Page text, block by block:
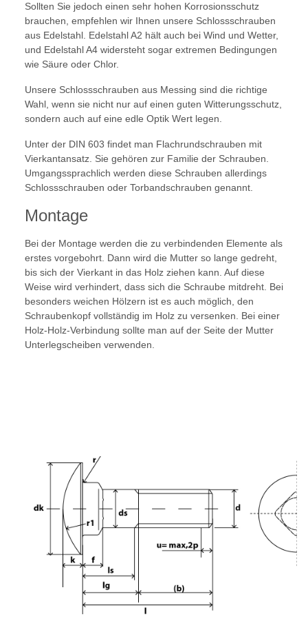
Sollten Sie jedoch einen sehr hohen Korrosionsschutz
brauchen, empfehlen wir Ihnen unsere Schlossschrauben
aus Edelstahl. Edelstahl A2 hält auch bei Wind und Wetter,
und Edelstahl A4 widersteht sogar extremen Bedingungen
wie Säure oder Chlor.
Unsere Schlossschrauben aus Messing sind die richtige
Wahl, wenn sie nicht nur auf einen guten Witterungsschutz,
sondern auch auf eine edle Optik Wert legen.
Unter der DIN 603 findet man Flachrundschrauben mit
Vierkantansatz. Sie gehören zur Familie der Schrauben.
Umgangssprachlich werden diese Schrauben allerdings
Schlossschrauben oder Torbandschrauben genannt.
Montage
Bei der Montage werden die zu verbindenden Elemente als
erstes vorgebohrt. Dann wird die Mutter so lange gedreht,
bis sich der Vierkant in das Holz ziehen kann. Auf diese
Weise wird verhindert, dass sich die Schraube mitdreht. Bei
besonders weichen Hölzern ist es auch möglich, den
Schraubenkopf vollständig im Holz zu versenken. Bei einer
Holz-Holz-Verbindung sollte man auf der Seite der Mutter
Unterlegscheiben verwenden.